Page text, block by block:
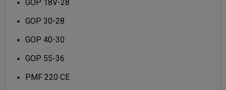
GOP 18V-28
GOP 30-28
GOP 40-30
GOP 55-36
PMF 220 CE